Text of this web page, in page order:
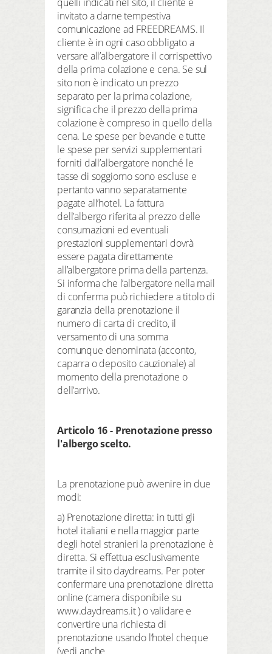
invitato a darne tempestiva
comunicazione ad FREEDREAMS. Il
cliente è in ogni caso obbligato a
versare all’albergatore il corrispettivo
della prima colazione e cena. Se sul
sito non è indicato un prezzo
separato per la prima colazione,
significa che il prezzo della prima
colazione è compreso in quello della
cena. Le spese per bevande e tutte
le spese per servizi supplementari
forniti dall’albergatore nonché le
tasse di soggiorno sono escluse e
pertanto vanno separatamente
pagate all’hotel. La fattura
dell’albergo riferita al prezzo delle
consumazioni ed eventuali
prestazioni supplementari dovrà
essere pagata direttamente
all’albergatore prima della partenza.
Si informa che l’albergatore nella mail
di conferma può richiedere a titolo di
garanzia della prenotazione il
numero di carta di credito, il
versamento di una somma
comunque denominata (acconto,
caparra o deposito cauzionale) al
momento della prenotazione o
dell’arrivo.
Articolo 16 - Prenotazione presso
l'albergo scelto.
La prenotazione può avvenire in due
modi:
a) Prenotazione diretta: in tutti gli
hotel italiani e nella maggior parte
degli hotel stranieri la prenotazione è
diretta. Si effettua esclusivamente
tramite il sito daydreams. Per poter
confermare una prenotazione diretta
online (camera disponibile su
www.daydreams.it ) o validare e
convertire una richiesta di
prenotazione usando l’hotel cheque
(vedi anche